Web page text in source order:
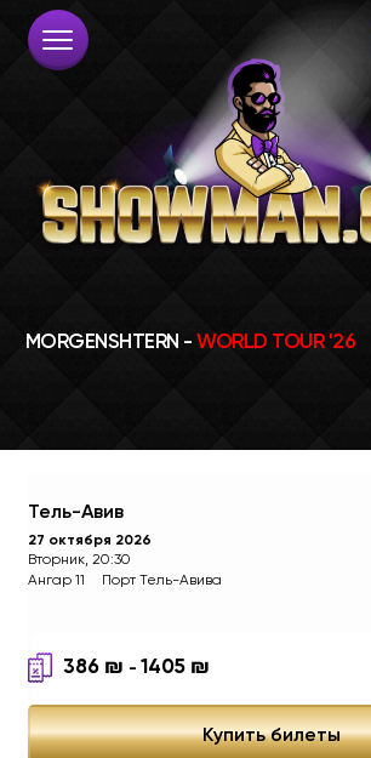
MORGENSHTERN -
Тель-Авив
27 октября 2026
Вторник, 20:30
Ангар 11
Порт Тель-Авива
386 ₪ - 1405 ₪
Купить билеты